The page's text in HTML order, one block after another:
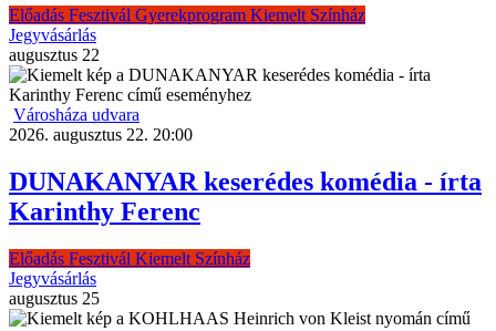
Előadás Fesztivál Gyerekprogram Kiemelt Színház
Jegyvásárlás
augusztus 22
Városháza udvara
2026. augusztus 22. 20:00
DUNAKANYAR keserédes komédia - írta
Karinthy Ferenc
Előadás Fesztivál Kiemelt Színház
Jegyvásárlás
augusztus 25